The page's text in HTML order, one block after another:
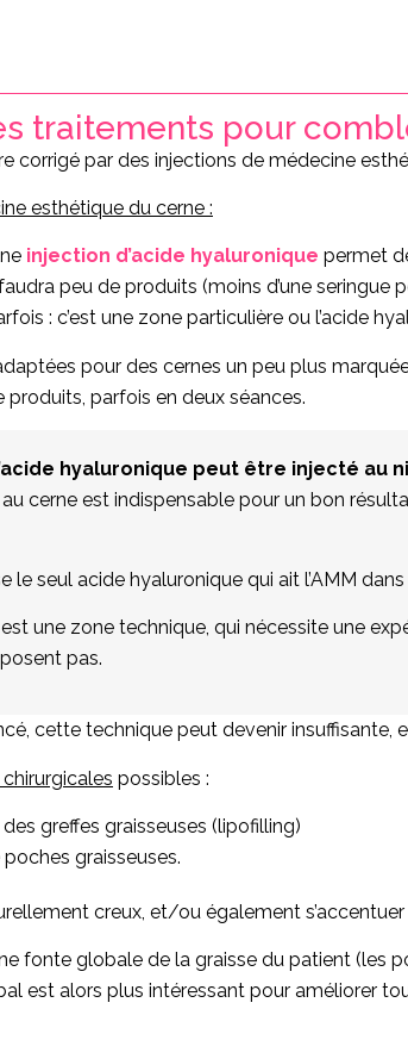
traitements pour
corrigé par des injections de médecine
esthétique du cerne :
injection d’acide hyaluronique permet
peu de produits (moins d’une
: c’est une zone particulière ou l’acide
pour des cernes un peu plus
produits, parfois en deux séances.
hyaluronique peut être injecté au
cerne est indispensable pour un bon
le seul acide hyaluronique qui ait l’AMM
une zone technique, qui nécessite une
pas.
cette technique peut devenir
possibles :
greffes graisseuses (lipofilling)
graisseuses.
creux, et/ou également s’accentuer
fonte globale de la graisse du patient (les
est alors plus intéressant pour améliorer